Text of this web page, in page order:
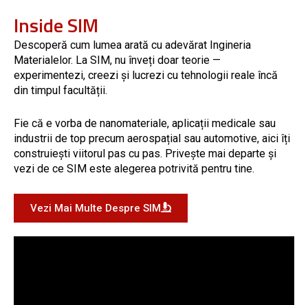
Inside SIM
Descoperă cum lumea arată cu adevărat Ingineria
Materialelor. La SIM, nu înveți doar teorie —
experimentezi, creezi și lucrezi cu tehnologii reale încă
din timpul facultății.
Fie că e vorba de nanomateriale, aplicații medicale sau
industrii de top precum aerospațial sau automotive, aici îți
construiești viitorul pas cu pas. Privește mai departe și
vezi de ce SIM este alegerea potrivită pentru tine.
Vezi Mai Multe Despre SIM